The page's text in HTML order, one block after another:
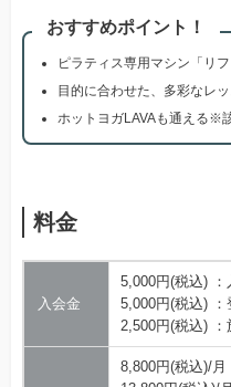
おすすめポイント！
ピラティス専用マシン「リ
目的に合わせた、多彩なレ
ホットヨガLAVAも通える※
料金
入会金
5,000円(税込) ：
5,000円(税込) ：
2,500円(税込) ：
8,800円(税込)/